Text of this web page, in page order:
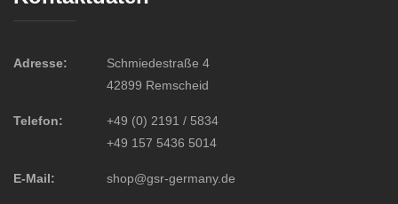
Adresse:
Schmiedestraße 4
42899 Remscheid
Telefon:
+49 (0) 2191 / 5834
+49 157 5436 5014
E-Mail: shop@gsr-germany.de